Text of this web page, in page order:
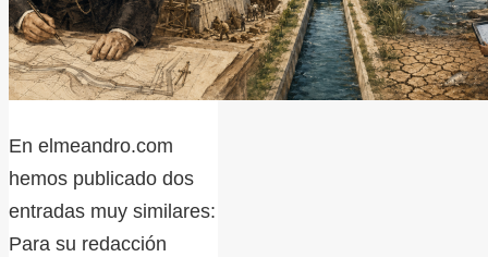
En elmeandro.com
hemos publicado dos
entradas muy similares:
Para su redacción